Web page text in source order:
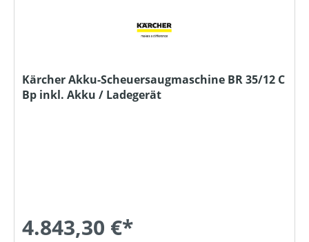
Kärcher Akku-Scheuersaugmaschine BR 35/12 C
Bp inkl. Akku / Ladegerät
4.843,30 €*